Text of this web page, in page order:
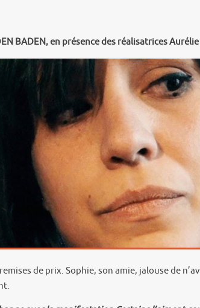
BADEN, en présence des réalisatrices
de prix. Sophie, son amie, jalouse de